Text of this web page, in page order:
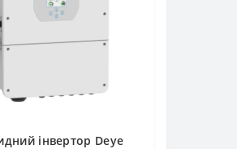
інвертор Deye